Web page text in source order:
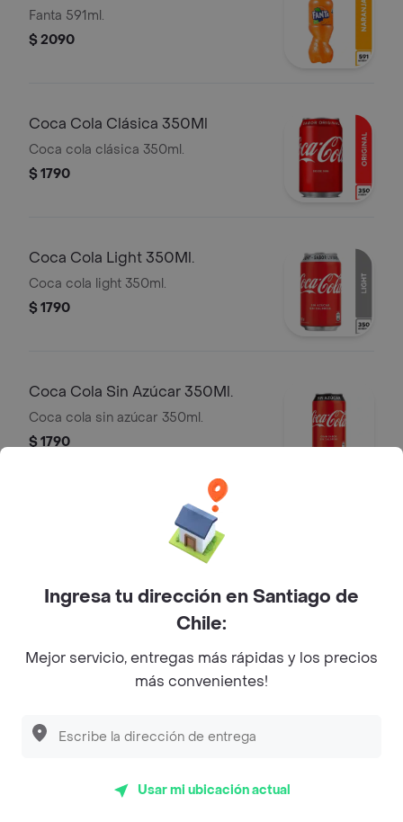
Fanta 591ml.
$ 2090
Coca Cola Clásica 350Ml
Coca cola clásica 350ml.
$ 1790
Coca Cola Light 350Ml.
Coca cola light 350ml.
$ 1790
Coca Cola Sin Azúcar 350Ml.
Coca cola sin azúcar 350ml.
$ 1790
Sprite Zero 350Ml.
Sprite zero 350ml.
Fanta 350Ml.
Ingresa tu dirección en Santiago de
Chile:
Mejor servicio, entregas más rápidas y los precios
más convenientes!
Usar mi ubicación actual